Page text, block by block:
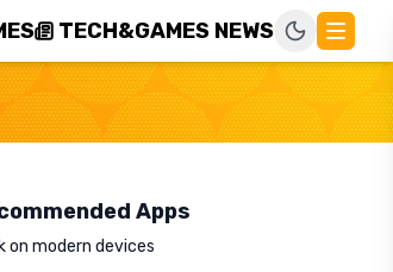
TECH&GAMES NEWS
Apps
on modern devices